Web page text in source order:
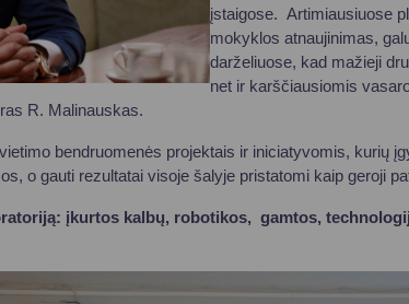
įstaigose. Artimiausiuose
mokyklos atnaujinimas,
darželiuose, kad mažieji
net ir karščiausiomis
R. Malinauskas.
bendruomenės projektais ir iniciatyvomis, kurių
o gauti rezultatai visoje šalyje pristatomi kaip geroji
įkurtos kalbų, robotikos, gamtos,